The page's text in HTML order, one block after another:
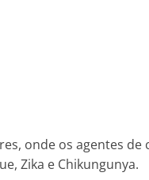
onde os agentes
Zika e Chikungunya.